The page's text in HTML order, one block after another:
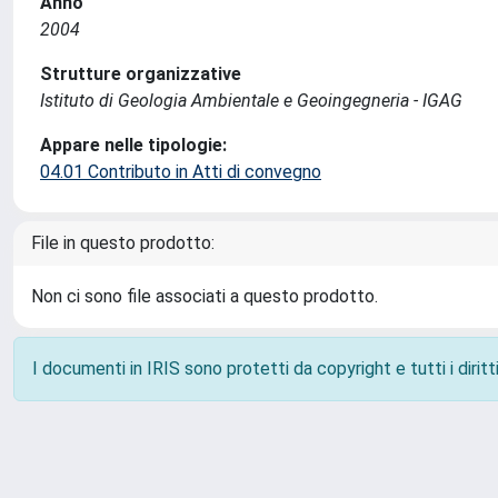
2004
Strutture organizzative
Istituto di Geologia Ambientale e Geoingegneria - IGAG
Appare nelle tipologie:
04.01 Contributo in Atti di convegno
File in questo prodotto:
Non ci sono file associati a questo prodotto.
I documenti in IRIS sono protetti da copyright e tutti i